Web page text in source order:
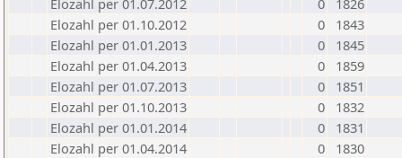
Elozahl per 01.07.2012
0
1826
Elozahl per 01.10.2012
0
1843
Elozahl per 01.01.2013
0
1845
Elozahl per 01.04.2013
0
1859
Elozahl per 01.07.2013
0
1851
Elozahl per 01.10.2013
0
1832
Elozahl per 01.01.2014
0
1831
Elozahl per 01.04.2014
0
1830